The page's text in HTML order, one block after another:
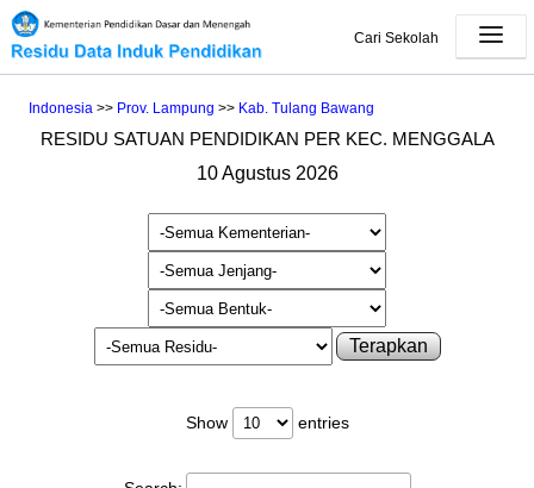
Cari Sekolah
Indonesia >> Prov. Lampung >> Kab. Tulang Bawang
RESIDU SATUAN PENDIDIKAN PER KEC. MENGGALA
10 Agustus 2026
Terapkan
Show entries